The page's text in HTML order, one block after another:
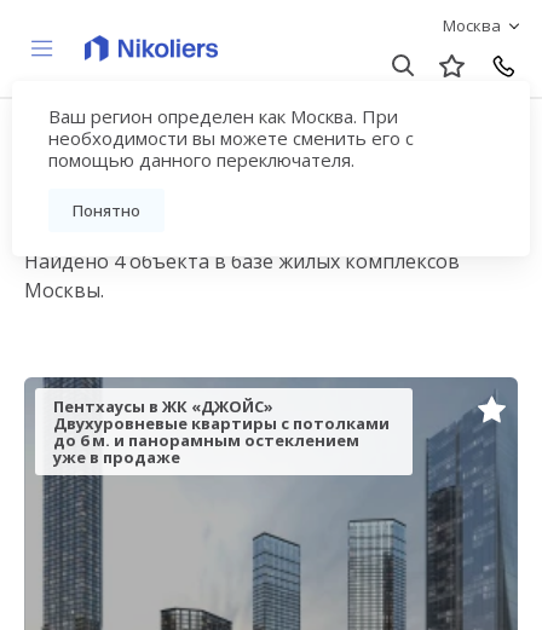
Москва
Ваш регион определен как Москва. При
необходимости вы можете сменить его с
помощью данного переключателя.
Понятно
Новостройки в СЗАО,
Москва
Найдено 4 объекта в базе жилых комплексов
Москвы.
Пентхаусы в ЖК «ДЖОЙС»
Двухуровневые квартиры с потолками
до 6 м. и панорамным остеклением
уже в продаже